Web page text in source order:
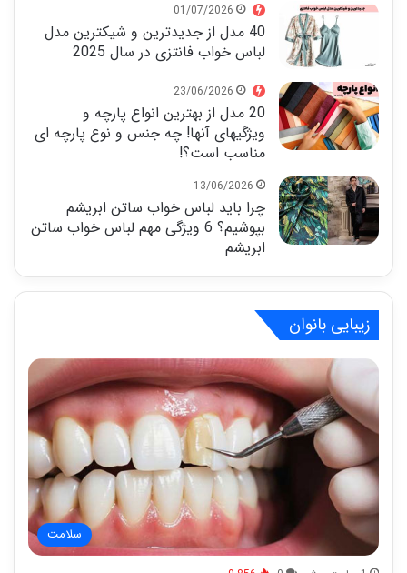
01/07/2026
40 مدل از جدیدترین و شیکترین مدل
لباس خواب فانتزی در سال 2025
23/06/2026
20 مدل از بهترین انواع پارچه و
ویژگیهای آنها! چه جنس و نوع پارچه ای
مناسب است؟!
13/06/2026
چرا باید لباس خواب ساتن ابریشم
بپوشیم؟ 6 ویژگی مهم لباس خواب ساتن
ابریشم
زیبایی بانوان
سلامت